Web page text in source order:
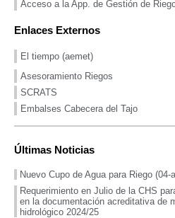
Acceso a la App. de Gestión de
Enlaces Externos
El tiempo (aemet)
Asesoramiento Riegos
SCRATS
Embalses Cabecera del Tajo
Últimas Noticias
Nuevo Cupo de Agua para Riego (04-
Requerimiento en Julio de la CHS
en la documentación acreditativa de
hidrológico 2024/25